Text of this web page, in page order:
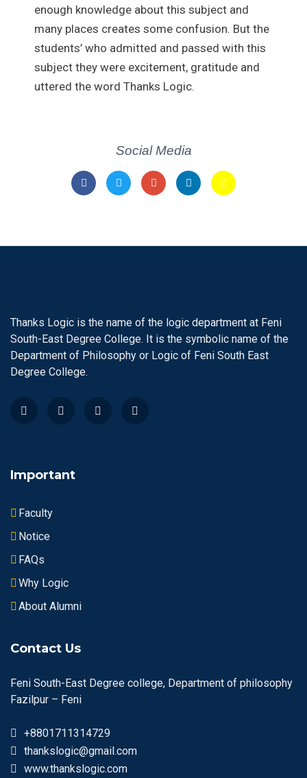
enough knowledge about this subject and
many places creates some confusion. But the
students’ who admitted and passed with this
subject they were excitement, gratitude and
uttered the word Thanks Logic.
Social Media
Thanks Logic is the name of the logic department at Feni
South-East Degree College. It is the symbolic name of the
Department of Philosophy or Logic of Feni South East
Degree College.
Important
Faculty
Notice
FAQs
Why Logic
About Alumni
Contact Us
Feni South-East Degree college, Department of philosophy
Fazilpur – Feni
+8801711314729
thankslogic@gmail.com
www.thankslogic.com